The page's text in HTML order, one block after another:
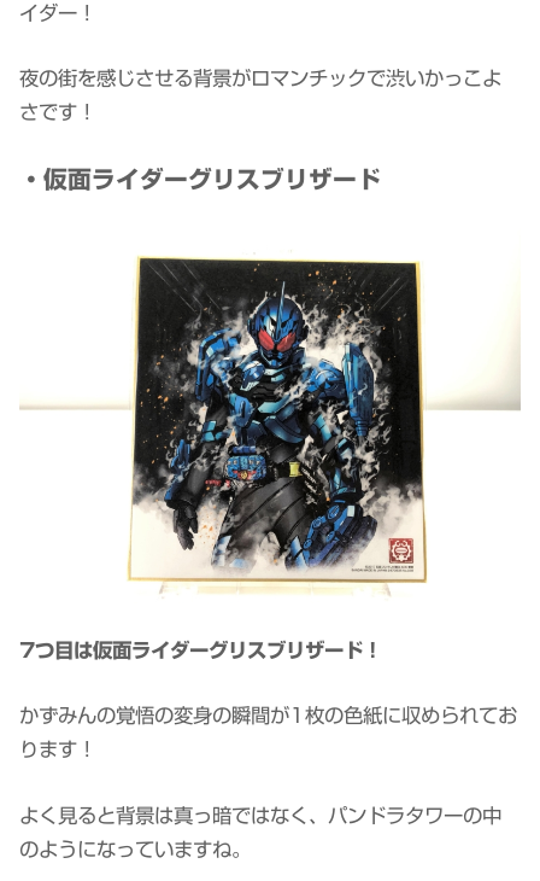
イダー！
夜の街を感じさせる背景がロマンチックで渋いかっこよ
さです！
・仮面ライダーグリスブリザード
7つ目は仮面ライダーグリスブリザード！
かずみんの覚悟の変身の瞬間が1枚の色紙に収められてお
ります！
よく見ると背景は真っ暗ではなく、パンドラタワーの中
のようになっていますね。